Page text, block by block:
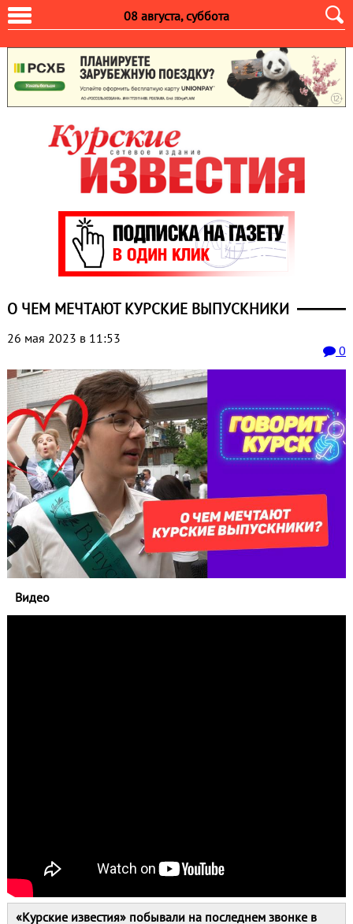
08 августа, суббота
О ЧЕМ МЕЧТАЮТ КУРСКИЕ ВЫПУСКНИКИ
26 мая 2023 в 11:53
0
Видео
«Курские известия» побывали на последнем звонке в